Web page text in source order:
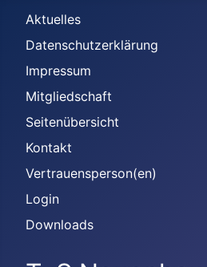
Aktuelles
Datenschutzerklärung
Impressum
Mitgliedschaft
Seitenübersicht
Kontakt
Vertrauensperson(en)
Login
Downloads